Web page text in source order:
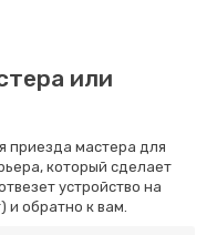
или
приезда мастера для
который сделает
устройство на
обратно к вам.